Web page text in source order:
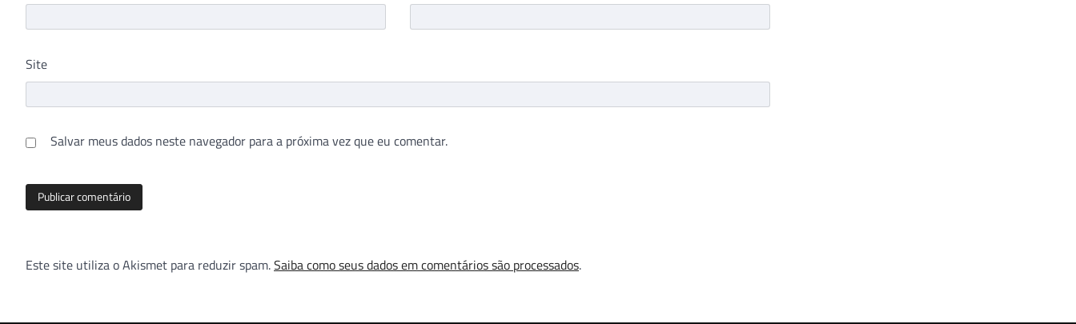
Site
Salvar meus dados neste navegador para a próxima vez que eu comentar.
Este site utiliza o Akismet para reduzir spam.Saiba como seus dados em comentários são processados.